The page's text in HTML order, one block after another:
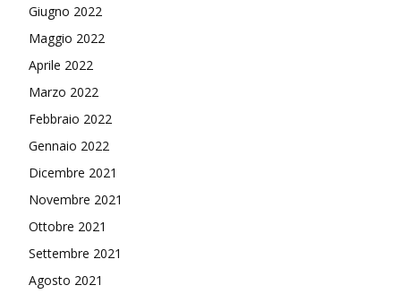
Giugno 2022
Maggio 2022
Aprile 2022
Marzo 2022
Febbraio 2022
Gennaio 2022
Dicembre 2021
Novembre 2021
Ottobre 2021
Settembre 2021
Agosto 2021